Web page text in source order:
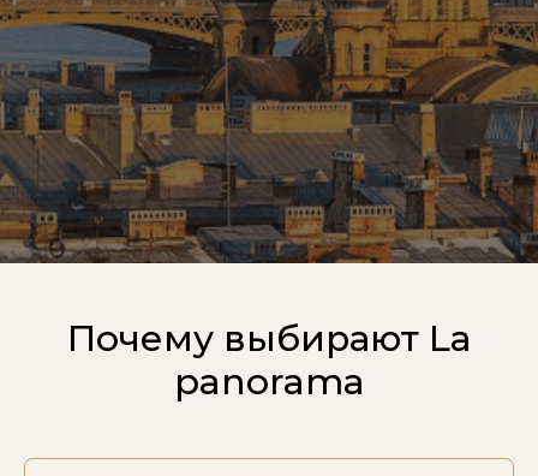
Смотреть меню
Почему выбирают La
panorama